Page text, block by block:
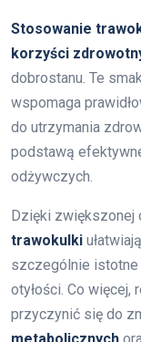
Stosowanie
korzyści
dobrostanu. Te
wspomaga
do utrzymania
podstawą
odżywczych.
Dzięki zwiększonej
trawokulki
szczególnie istotne
otyłości. Co więcej,
przyczynić się do